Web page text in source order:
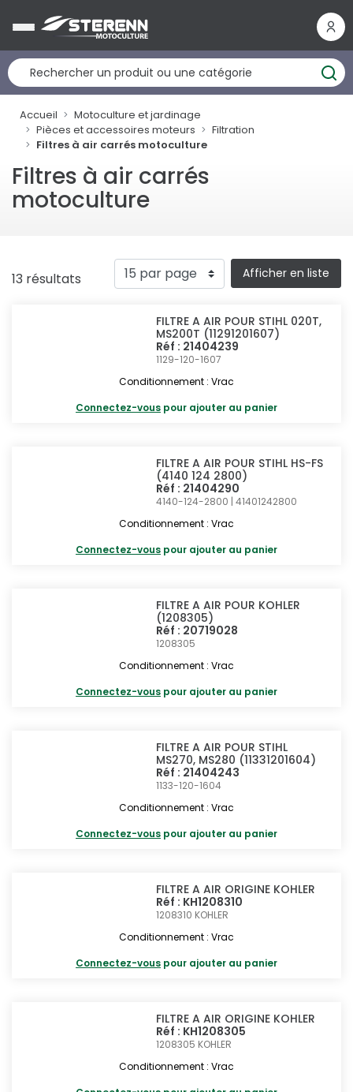
Accueil
Motoculture et jardinage
Pièces et accessoires moteurs
Filtration
Filtres à air carrés motoculture
Filtres à air carrés
motoculture
13 résultats Afficher en liste
FILTRE A AIR POUR STIHL 020T,
MS200T (11291201607)
Réf : 21404239
1129-120-1607
Conditionnement : Vrac
Connectez-vous pour ajouter au panier
FILTRE A AIR POUR STIHL HS-FS
(4140 124 2800)
Réf : 21404290
4140-124-2800 | 41401242800
Conditionnement : Vrac
Connectez-vous pour ajouter au panier
FILTRE A AIR POUR KOHLER
(1208305)
Réf : 20719028
1208305
Conditionnement : Vrac
Connectez-vous pour ajouter au panier
FILTRE A AIR POUR STIHL
MS270, MS280 (11331201604)
Réf : 21404243
1133-120-1604
Conditionnement : Vrac
Connectez-vous pour ajouter au panier
FILTRE A AIR ORIGINE KOHLER
Réf : KH1208310
1208310 KOHLER
Conditionnement : Vrac
Connectez-vous pour ajouter au panier
FILTRE A AIR ORIGINE KOHLER
Réf : KH1208305
1208305 KOHLER
Conditionnement : Vrac